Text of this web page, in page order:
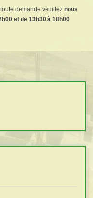
demande veuillez nous
et de 13h30 à 18h00